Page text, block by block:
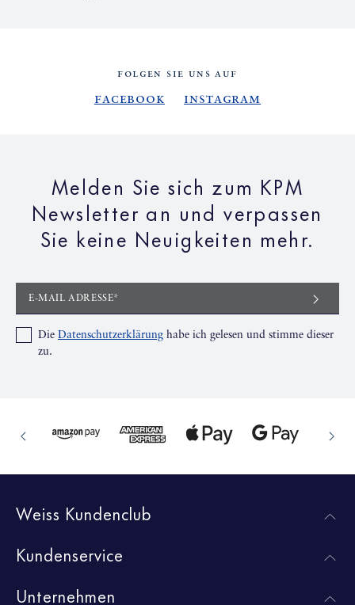
FOLGEN SIE UNS AUF
Facebook Instagram
Melden Sie sich zum KPM
Newsletter an und verpassen
Sie keine Neuigkeiten mehr.
E-MAIL ADRESSE*
Die Datenschutzerklärung habe ich gelesen und stimme dieser
zu.
Weiss Kundenclub
Kundenservice
Unternehmen